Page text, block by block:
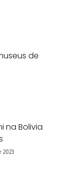
de
na Bolivia